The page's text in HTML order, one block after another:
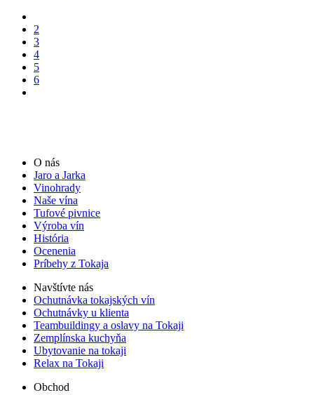
2
3
4
5
6
O nás
Jaro a Jarka
Vinohrady
Naše vína
Tufové pivnice
Výroba vín
História
Ocenenia
Príbehy z Tokaja
Navštívte nás
Ochutnávka tokajských vín
Ochutnávky u klienta
Teambuildingy a oslavy na Tokaji
Zemplínska kuchyňa
Ubytovanie na tokaji
Relax na Tokaji
Obchod